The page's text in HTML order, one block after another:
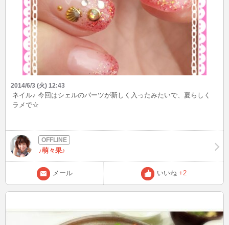
2014/6/3 (火) 12:43
ネイル♪ 今回はシェルのパーツが新しく入ったみたいで、夏らしく
ラメで☆
♪萌々果♪
メール いいね +2